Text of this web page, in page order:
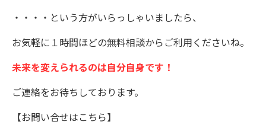
・・・・という方がいらっしゃいましたら、
お気軽に１時間ほどの無料相談からご利用くださいね。
未来を変えられるのは自分自身です！
ご連絡をお待ちしております。
【お問い合せはこちら】